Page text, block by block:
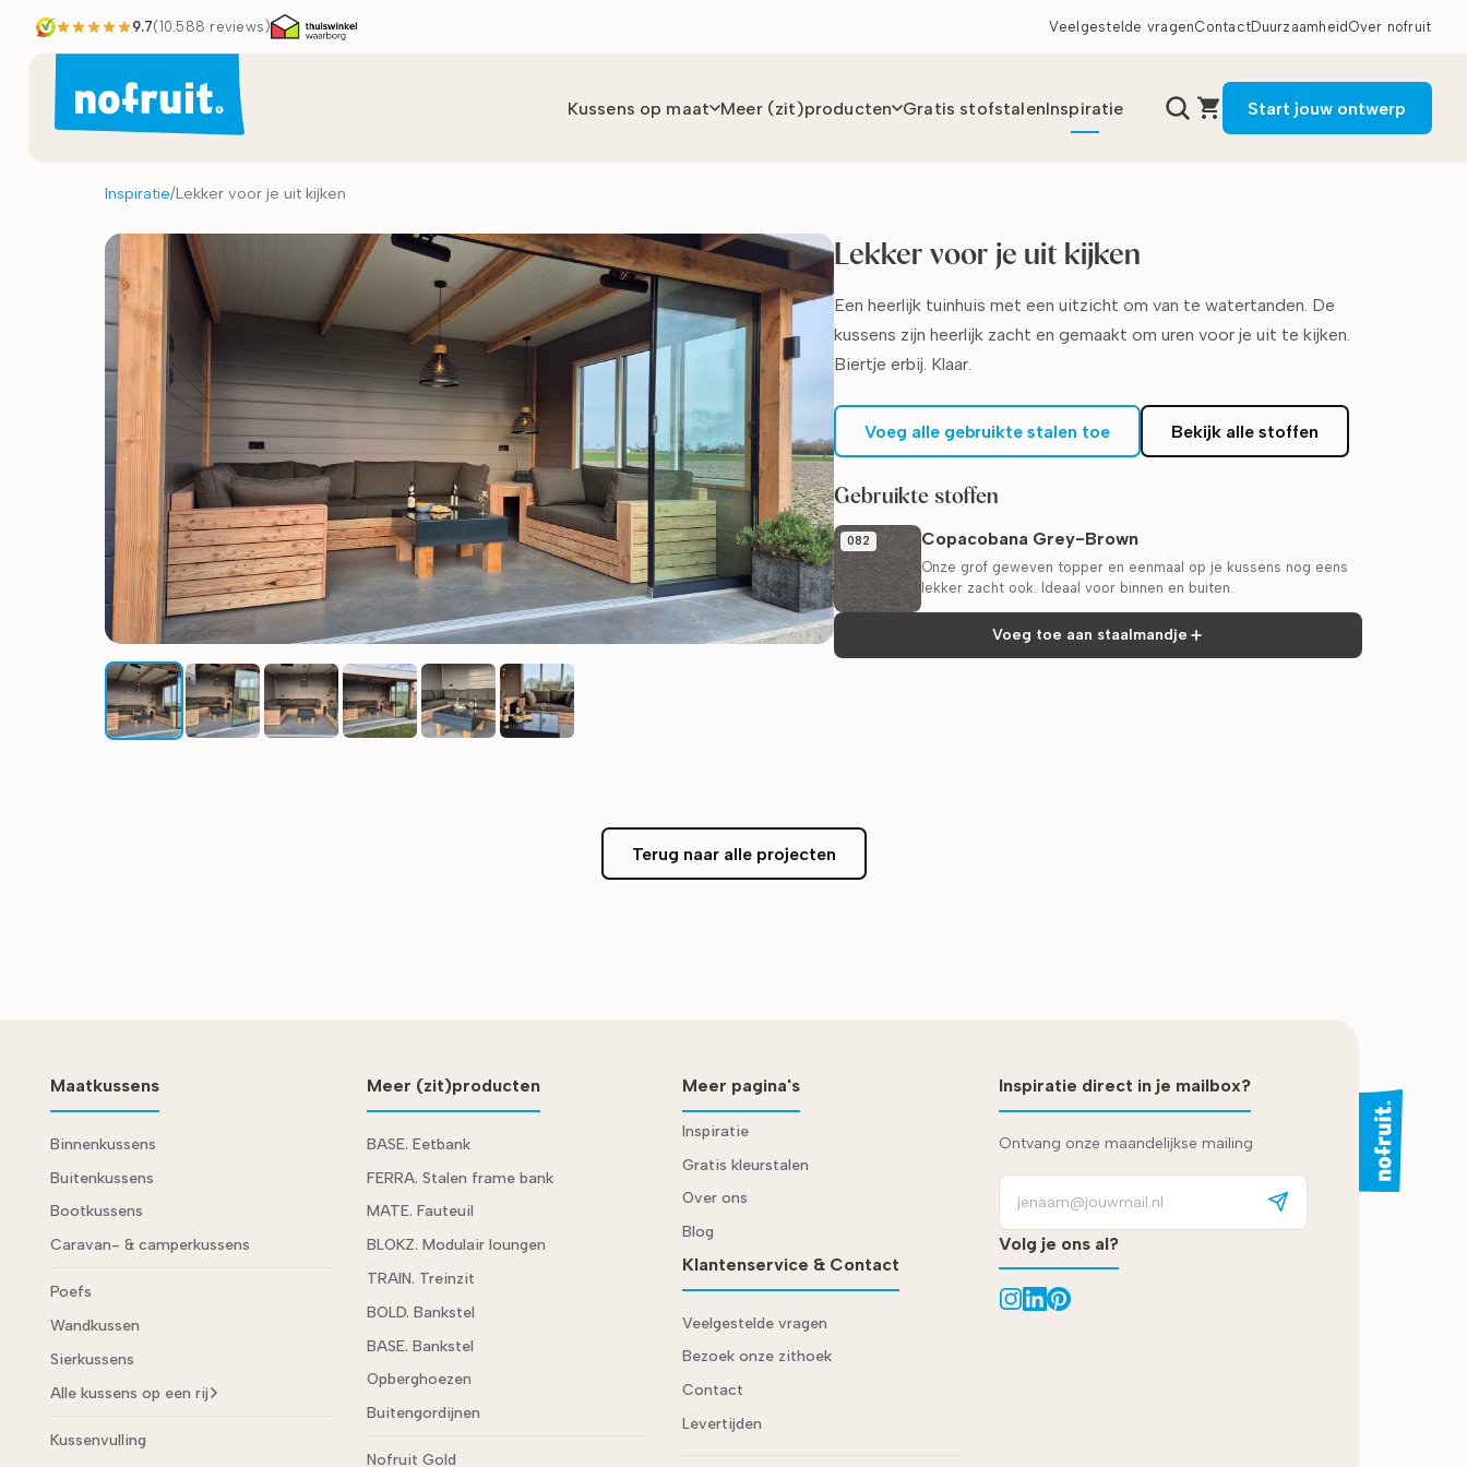
9.7(10.588 reviews) Veelgestelde vragenContactDuurzaamheid Over nofruit
Kussens op maat Meer (zit)producten Gratis stofstalenInspiratie Start jouw ontwerp
Inspiratie/Lekker voor je uit kijken
Lekker voor je uit kijken
Een heerlijk tuinhuis met een uitzicht om van te watertanden. De
kussens zijn heerlijk zacht en gemaakt om uren voor je uit te kijken.
Biertje erbij. Klaar.
Voeg alle gebruikte stalen toe Bekijk alle stoffen
Gebruikte stoffen
082 Copacobana Grey-Brown
Onze grof geweven topper en eenmaal op je kussens nog eens
lekker zacht ook. Ideaal voor binnen en buiten.
Voeg toe aan staalmandje
Terug naar alle projecten
Maatkussens
Binnenkussens
Buitenkussens
Bootkussens
Caravan- & camperkussens
Poefs
Wandkussen
Sierkussens
Alle kussens op een rij
Kussenvulling
Meer (zit)producten
BASE. Eetbank
FERRA. Stalen frame bank
MATE. Fauteuil
BLOKZ. Modulair loungen
TRAIN. Treinzit
BOLD. Bankstel
BASE. Bankstel
Opberghoezen
Buitengordijnen
Nofruit Gold
Meer pagina's
Inspiratie
Gratis kleurstalen
Over ons
Blog
Klantenservice & Contact
Veelgestelde vragen
Bezoek onze zithoek
Contact
Levertijden
Inspiratie direct in je mailbox?
Ontvang onze maandelijkse mailing
Volg je ons al?